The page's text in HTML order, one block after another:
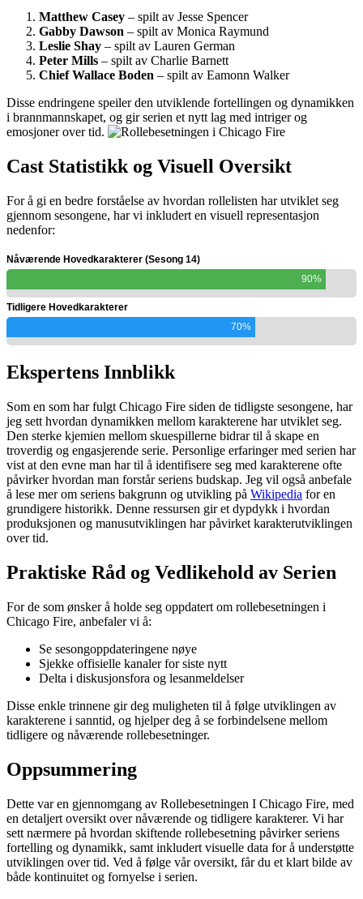
Matthew Casey – spilt av Jesse Spencer
Gabby Dawson – spilt av Monica Raymund
Leslie Shay – spilt av Lauren German
Peter Mills – spilt av Charlie Barnett
Chief Wallace Boden – spilt av Eamonn Walker
Disse endringene speiler den utviklende fortellingen og dynamikken
i brannmannskapet, og gir serien et nytt lag med intriger og
emosjoner over tid.
Cast Statistikk og Visuell Oversikt
For å gi en bedre forståelse av hvordan rollelisten har utviklet seg
gjennom sesongene, har vi inkludert en visuell representasjon
nedenfor:
Nåværende Hovedkarakterer (Sesong 14)
90%
Tidligere Hovedkarakterer
70%
Ekspertens Innblikk
Som en som har fulgt Chicago Fire siden de tidligste sesongene, har
jeg sett hvordan dynamikken mellom karakterene har utviklet seg.
Den sterke kjemien mellom skuespillerne bidrar til å skape en
troverdig og engasjerende serie. Personlige erfaringer med serien har
vist at den evne man har til å identifisere seg med karakterene ofte
påvirker hvordan man forstår seriens budskap. Jeg vil også anbefale
å lese mer om seriens bakgrunn og utvikling på Wikipedia for en
grundigere historikk. Denne ressursen gir et dypdykk i hvordan
produksjonen og manusutviklingen har påvirket karakterutviklingen
over tid.
Praktiske Råd og Vedlikehold av Serien
For de som ønsker å holde seg oppdatert om rollebesetningen i
Chicago Fire, anbefaler vi å:
Se sesongoppdateringene nøye
Sjekke offisielle kanaler for siste nytt
Delta i diskusjonsfora og lesanmeldelser
Disse enkle trinnene gir deg muligheten til å følge utviklingen av
karakterene i sanntid, og hjelper deg å se forbindelsene mellom
tidligere og nåværende rollebesetninger.
Oppsummering
Dette var en gjennomgang av Rollebesetningen I Chicago Fire, med
en detaljert oversikt over nåværende og tidligere karakterer. Vi har
sett nærmere på hvordan skiftende rollebesetning påvirker seriens
fortelling og dynamikk, samt inkludert visuelle data for å understøtte
utviklingen over tid. Ved å følge vår oversikt, får du et klart bilde av
både kontinuitet og fornyelse i serien.